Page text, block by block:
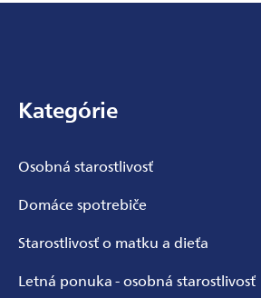
Zápätie
Kategórie
Osobná starostlivosť
Domáce spotrebiče
Starostlivosť o matku a dieťa
Letná ponuka - osobná starostlivosť